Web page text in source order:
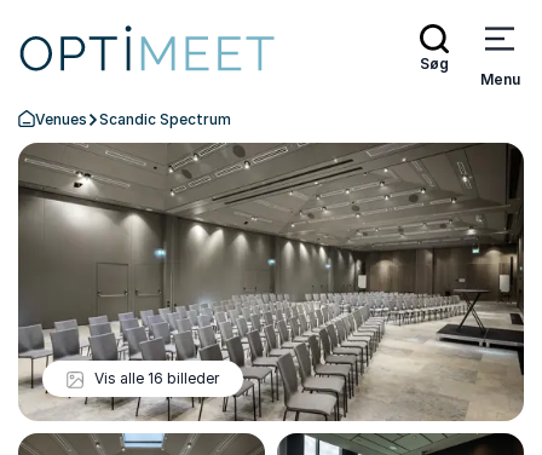
Søg
Menu
Tilbage til forsiden
Venues Scandic Spectrum
Vis alle 16 billeder